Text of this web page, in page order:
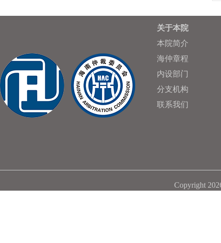
关于本院
本院简介
海仲章程
内设部门
分支机构
联系我们
Copyright